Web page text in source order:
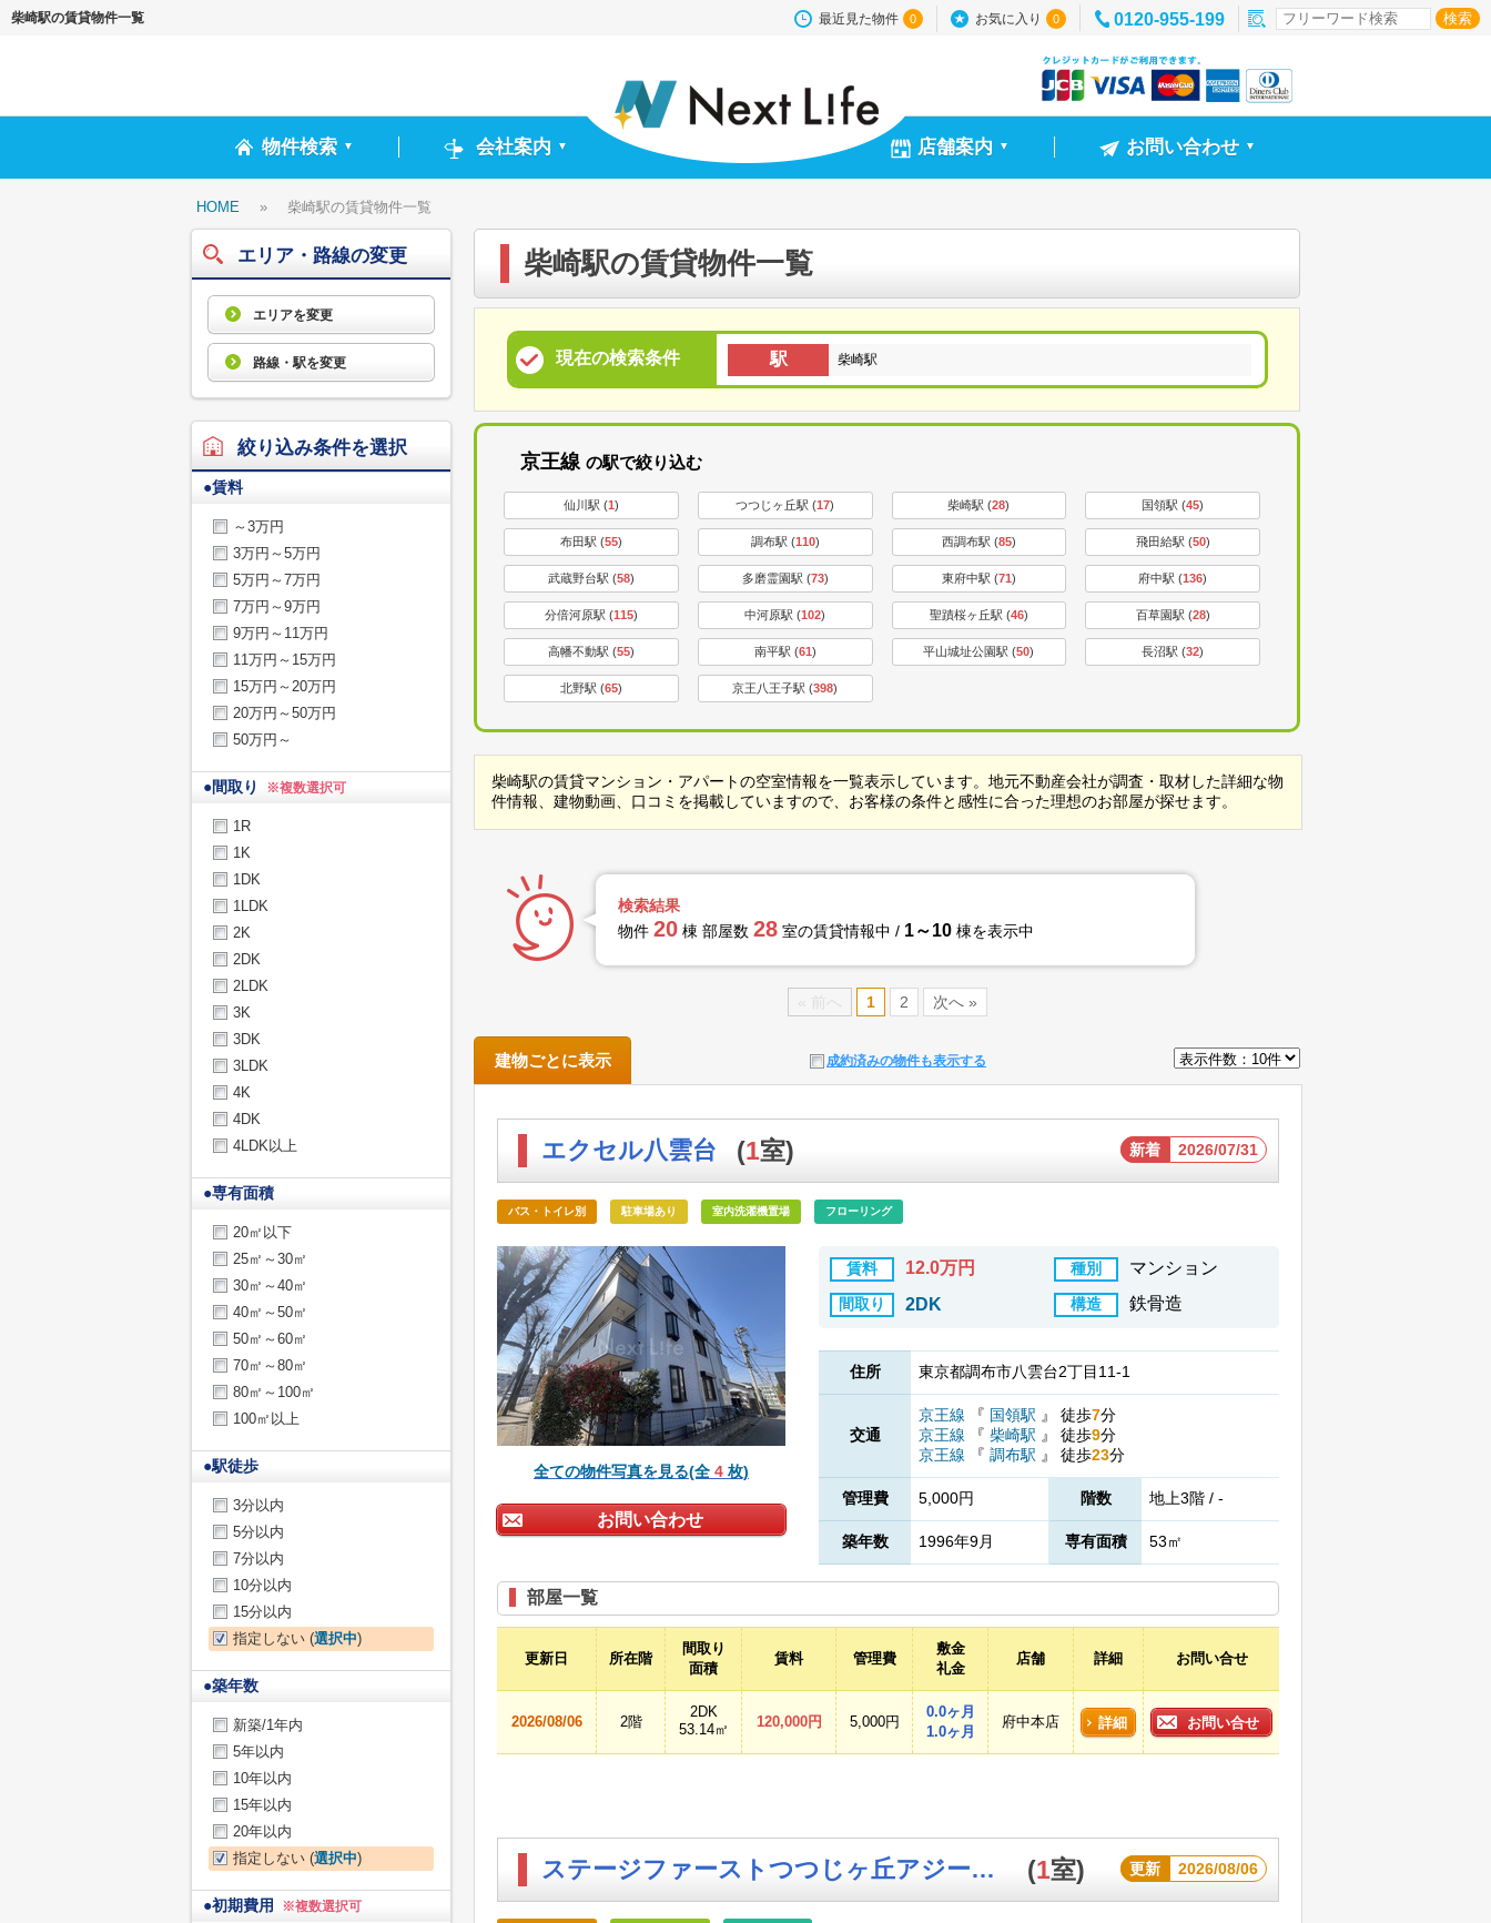
柴崎駅の賃貸物件一覧 最近見た物件 0 お気に入り 0 0120-955-199
物件検索 ▼ 会社案内 ▼ 店舗案内 ▼ お問い合わせ ▼
HOME » 柴崎駅の賃貸物件一覧
柴崎駅の賃貸物件一覧
現在の検索条件 駅 柴崎駅
京王線 の駅で絞り込む
仙川駅 (1) つつじヶ丘駅 (17) 柴崎駅 (28) 国領駅 (45)
布田駅 (55) 調布駅 (110) 西調布駅 (85) 飛田給駅 (50)
武蔵野台駅 (58) 多磨霊園駅 (73) 東府中駅 (71) 府中駅 (136)
分倍河原駅 (115) 中河原駅 (102) 聖蹟桜ヶ丘駅 (46) 百草園駅 (28)
高幡不動駅 (55) 南平駅 (61) 平山城址公園駅 (50) 長沼駅 (32)
北野駅 (65) 京王八王子駅 (398)
柴崎駅の賃貸マンション・アパートの空室情報を一覧表示しています。地元不動産会社が調査・取材した詳細な物
件情報、建物動画、口コミを掲載していますので、お客様の条件と感性に合った理想のお部屋が探せます。
検索結果
物件 20 棟 部屋数 28 室の賃貸情報中 / 1～10 棟を表示中
« 前へ 1 2 次へ »
成約済みの物件も表示する
建物ごとに表示
エクセル八雲台 (1室) 新着 2026/07/31
バス・トイレ別 駐車場あり 室内洗濯機置場 フローリング
全ての物件写真を見る(全 4 枚)
お問い合わせ
賃料 12.0万円 種別 マンション
間取り 2DK 構造 鉄骨造
住所 東京都調布市八雲台2丁目11-1
交通
京王線 『 国領駅 』 徒歩7分
京王線
『 柴崎駅 』 徒歩9分
京王線
『 調布駅 』 徒歩23分
管理費 5,000円 階数 地上3階 / -
築年数 1996年9月 専有面積 53㎡
部屋一覧
更新日 所在階
間取り
面積
賃料 管理費
敷金
礼金
店舗 詳細 お問い合せ
2026/08/06 2階
2DK
53.14㎡
120,000円 5,000円
0.0ヶ月
1.0ヶ月
府中本店 詳細 お問い合せ
ステージファーストつつじヶ丘アジールコート (1室) 更新 2026/08/06
エリア・路線の変更
エリアを変更
路線・駅を変更
絞り込み条件を選択
●賃料
～3万円
3万円～5万円
5万円～7万円
7万円～9万円
9万円～11万円
11万円～15万円
15万円～20万円
20万円～50万円
50万円～
●間取り ※複数選択可
1R
1K
1DK
1LDK
2K
2DK
2LDK
3K
3DK
3LDK
4K
4DK
4LDK以上
●専有面積
20㎡以下
25㎡～30㎡
30㎡～40㎡
40㎡～50㎡
50㎡～60㎡
70㎡～80㎡
80㎡～100㎡
100㎡以上
●駅徒歩
3分以内
5分以内
7分以内
10分以内
15分以内
指定しない (選択中)
●築年数
新築/1年内
5年以内
10年以内
15年以内
20年以内
指定しない (選択中)
●初期費用 ※複数選択可